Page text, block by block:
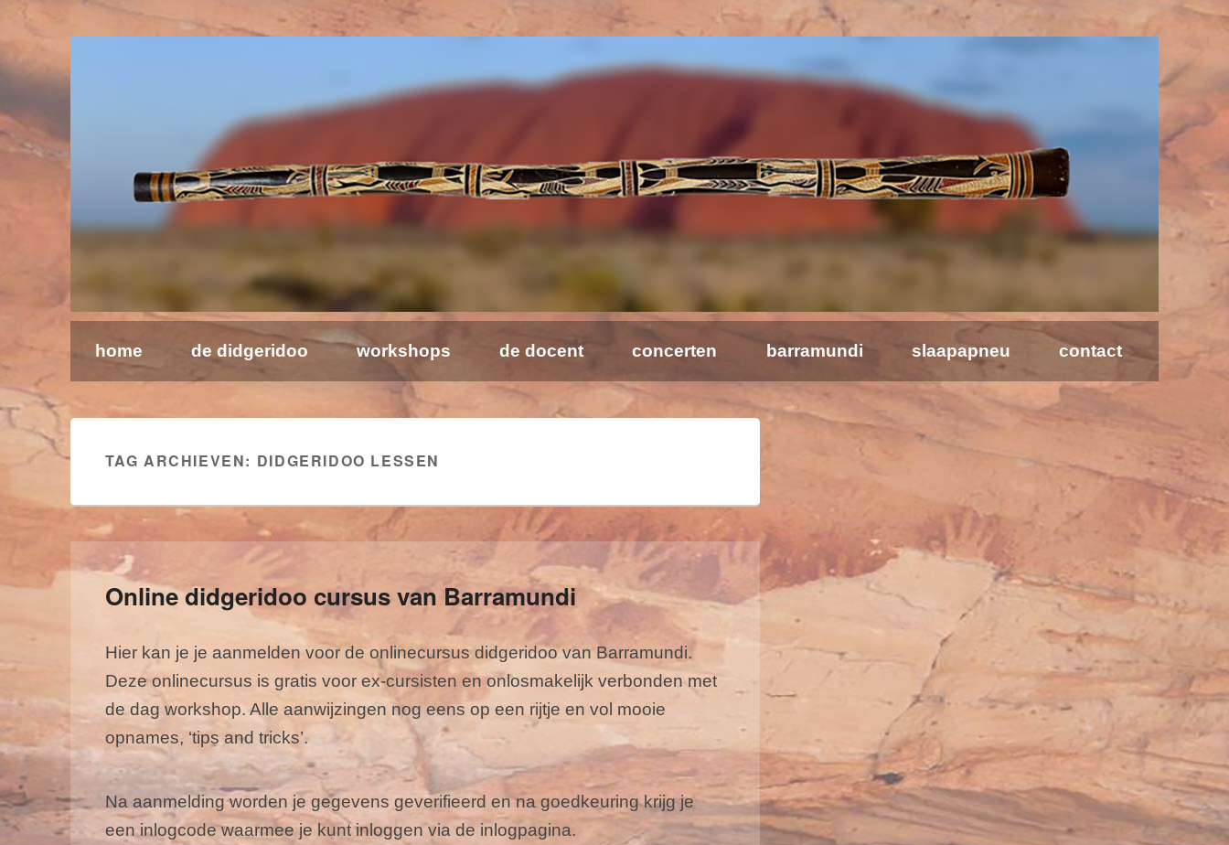
home de didgeridoo workshops de docent concerten barramundi slaapapneu contact
TAG ARCHIEVEN: DIDGERIDOO LESSEN
Online didgeridoo cursus van Barramundi
Hier kan je je aanmelden voor de onlinecursus didgeridoo van Barramundi.
Deze onlinecursus is gratis voor ex-cursisten en onlosmakelijk verbonden met
de dag workshop. Alle aanwijzingen nog eens op een rijtje en vol mooie
opnames, ‘tips and tricks’.
Na aanmelding worden je gegevens geverifieerd en na goedkeuring krijg je
een inlogcode waarmee je kunt inloggen via de inlogpagina.